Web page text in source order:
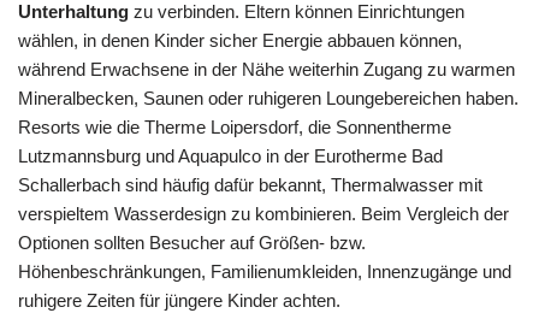
Unterhaltung zu verbinden. Eltern können Einrichtungen
wählen, in denen Kinder sicher Energie abbauen können,
während Erwachsene in der Nähe weiterhin Zugang zu warmen
Mineralbecken, Saunen oder ruhigeren Loungebereichen haben.
Resorts wie die Therme Loipersdorf, die Sonnentherme
Lutzmannsburg und Aquapulco in der Eurotherme Bad
Schallerbach sind häufig dafür bekannt, Thermalwasser mit
verspieltem Wasserdesign zu kombinieren. Beim Vergleich der
Optionen sollten Besucher auf Größen- bzw.
Höhenbeschränkungen, Familienumkleiden, Innenzugänge und
ruhigere Zeiten für jüngere Kinder achten.